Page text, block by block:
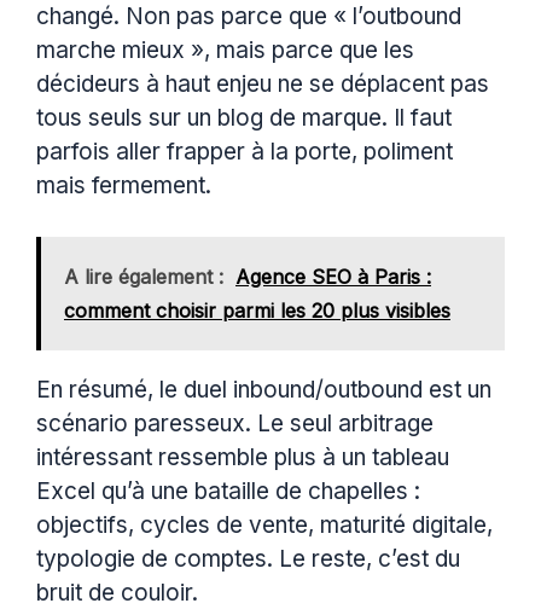
changé. Non pas parce que « l’outbound
marche mieux », mais parce que les
décideurs à haut enjeu ne se déplacent pas
tous seuls sur un blog de marque. Il faut
parfois aller frapper à la porte, poliment
mais fermement.
A lire également : Agence SEO à Paris :
comment choisir parmi les 20 plus visibles
En résumé, le duel inbound/outbound est un
scénario paresseux. Le seul arbitrage
intéressant ressemble plus à un tableau
Excel qu’à une bataille de chapelles :
objectifs, cycles de vente, maturité digitale,
typologie de comptes. Le reste, c’est du
bruit de couloir.